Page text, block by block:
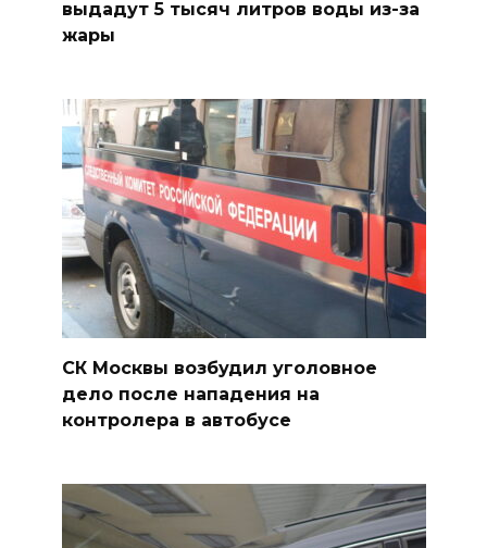
выдадут 5 тысяч литров воды из-за
жары
СК Москвы возбудил уголовное
дело после нападения на
контролера в автобусе